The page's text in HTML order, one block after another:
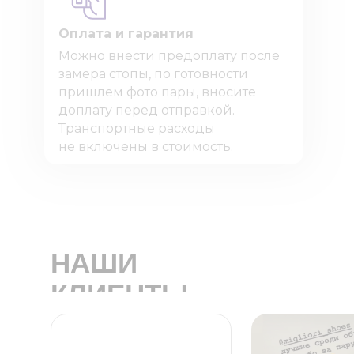
Оплата и гарантия
Можно внести предоплату после
замера стопы, по готовности
пришлем фото пары, вносите
доплату перед отправкой.
Транспортные расходы
не включены в стоимость.
НАШИ
КЛИЕНТЫ